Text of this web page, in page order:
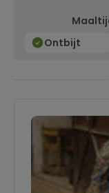
mee!). De
nieuwsgierig
Ontbijt